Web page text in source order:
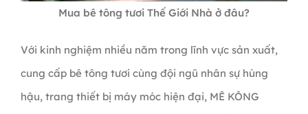
Mua bê tông tươi Thế Giới Nhà ở đâu?
Với kinh nghiệm nhiều năm trong lĩnh vực sản xuất,
cung cấp bê tông tươi cùng đội ngũ nhân sự hùng
hậu, trang thiết bị máy móc hiện đại, MÊ KÔNG